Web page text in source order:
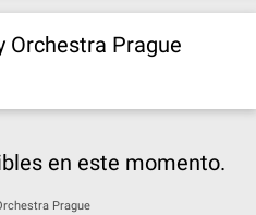
Orchestra Prague
en este momento.
Prague